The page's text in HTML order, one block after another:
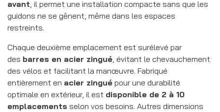
avant, il permet une installation compacte sans que les
guidons ne se gênent, même dans les espaces
restreints.
Chaque deuxième emplacement est surélevé par
des barres en acier zingué, évitant le chevauchement
des vélos et facilitant la manœuvre. Fabriqué
entièrement en acier zingué pour une durabilité
optimale en extérieur, il est disponible de 2 à 10
emplacements selon vos besoins. Autres dimensions